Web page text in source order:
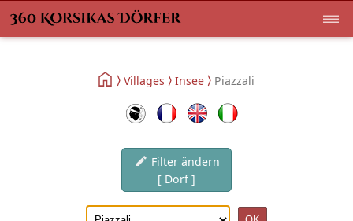
Villages Insee Piazzali
Filter ändern
[ Dorf ]